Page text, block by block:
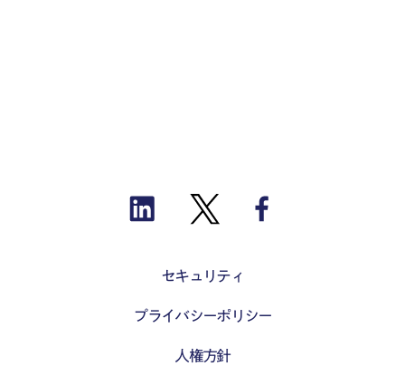
セキュリティ
プライバシーポリシー
人権方針